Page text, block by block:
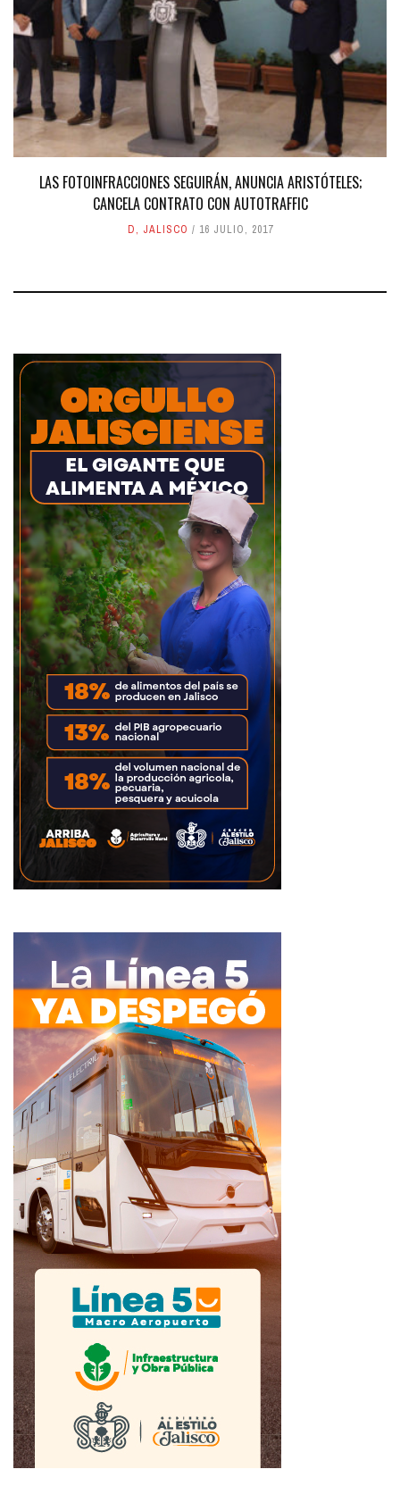
LAS FOTOINFRACCIONES SEGUIRÁN, ANUNCIA ARISTÓTELES;
CANCELA CONTRATO CON AUTOTRAFFIC
D, JALISCO 16 JULIO, 2017